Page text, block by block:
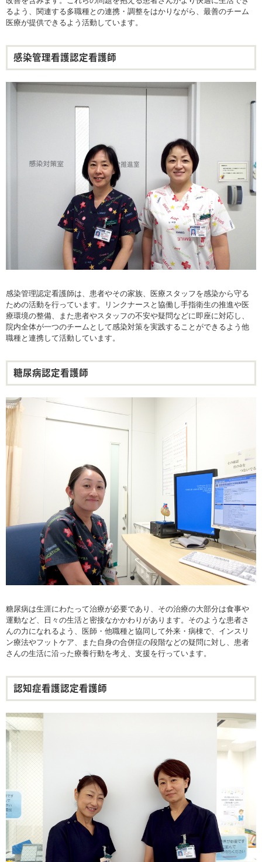
るよう、関連する多職種との連携・調整をはかりながら、最善のチーム
医療が提供できるよう活動しています。
感染管理看護認定看護師
感染管理認定看護師は、患者やその家族、医療スタッフを感染から守る
ための活動を行っています。リンクナースと協働し手指衛生の推進や医
療環境の整備、また患者やスタッフの不安や疑問などに即座に対応し、
院内全体が一つのチームとして感染対策を実践することができるよう他
職種と連携して活動しています。
糖尿病認定看護師
糖尿病は生涯にわたって治療が必要であり、その治療の大部分は食事や
運動など、日々の生活と密接なかかわりがあります。そのような患者さ
んの力になれるよう、医師・他職種と協同して外来・病棟で、インスリ
ン療法やフットケア、また自身の合併症の段階などの疑問に対し、患者
さんの生活に沿った療養行動を考え、支援を行っています。
認知症看護認定看護師